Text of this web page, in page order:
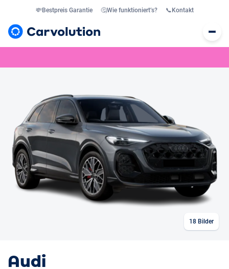
💸Bestpreis Garantie 🤔Wie funktioniert’s? 📞 Kontakt
18 Bilder
Audi